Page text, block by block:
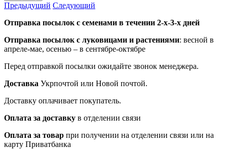
Предыдущий Следующий
Отправка посылок с семенами в течении 2-х-3-х дней
Отправка посылок с луковицами и растениями: весной в
апреле-мае, осенью – в сентябре-октябре
Перед отправкой посылки ожидайте звонок менеджера.
Доставка Укрпочтой или Новой почтой.
Доставку оплачивает покупатель.
Оплата за доставку в отделении связи
Оплата за товар при получении на отделении связи или на
карту Приватбанка